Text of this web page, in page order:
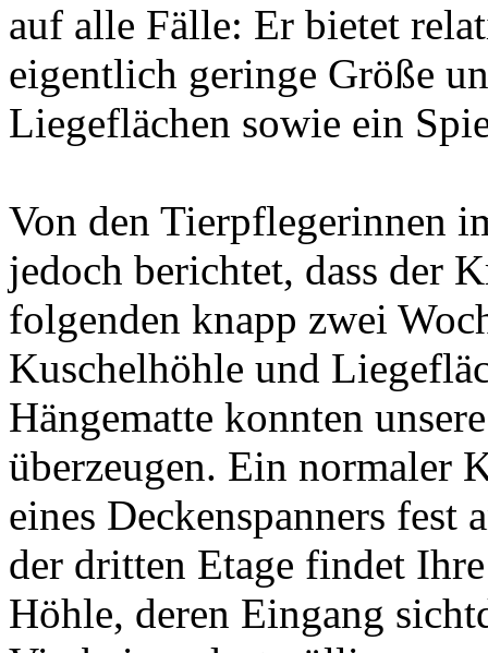
auf alle Fälle: Er bietet
eigentlich geringe Größe
Liegeflächen sowie ein
Von den Tierpflegerinnen
jedoch berichtet, dass der
folgenden knapp zwei
Kuschelhöhle und
Hängematte konnten
überzeugen. Ein normaler
eines Deckenspanners
der dritten Etage findet
Höhle, deren Eingang